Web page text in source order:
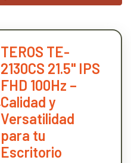
TEROS TE-
2130CS 21.5" IPS
FHD 100Hz –
Calidad y
Versatilidad
para tu
Escritorio